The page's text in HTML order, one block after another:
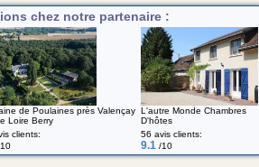
chez notre partenaire :
de Poulaines près Valençay
Loire Berry
L'autre Monde Chambres
D'hôtes
clients: 56 avis clients:
9.1 /10